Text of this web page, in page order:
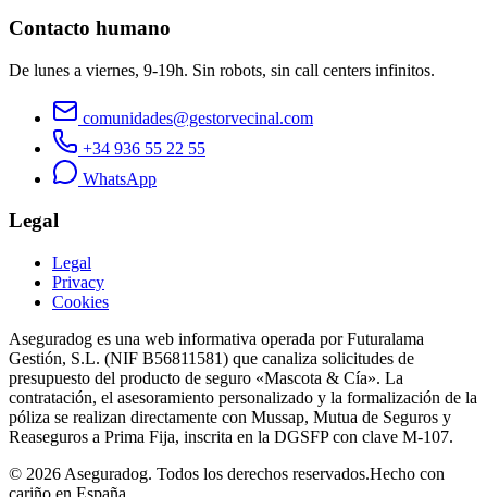
Contacto humano
De lunes a viernes, 9-19h. Sin robots, sin call centers infinitos.
comunidades@gestorvecinal.com
+34 936 55 22 55
WhatsApp
Legal
Legal
Privacy
Cookies
Aseguradog es una web informativa operada por Futuralama
Gestión, S.L. (NIF B56811581) que canaliza solicitudes de
presupuesto del producto de seguro «Mascota & Cía». La
contratación, el asesoramiento personalizado y la formalización de la
póliza se realizan directamente con Mussap, Mutua de Seguros y
Reaseguros a Prima Fija, inscrita en la DGSFP con clave M-107.
© 2026 Aseguradog. Todos los derechos reservados.Hecho con
cariño en España